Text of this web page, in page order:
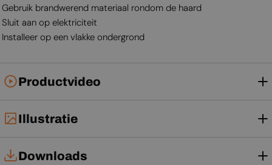
Gebruik brandwerend materiaal rondom de haard
Sluit aan op elektriciteit
Installeer op een vlakke ondergrond
Productvideo
Illustratie
Downloads